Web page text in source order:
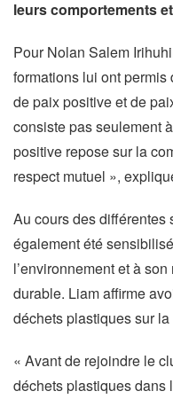
leurs comportements
Pour Nolan Salem
formations lui ont
de paix positive et de
consiste pas seulement
positive repose sur la
respect mutuel »,
Au cours des différentes
également été
l’environnement et à
durable. Liam affirme
déchets plastiques sur
« Avant de rejoindre le
déchets plastiques dans